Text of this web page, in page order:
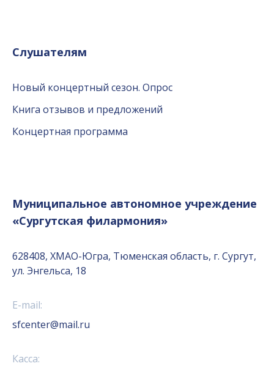
Слушателям
Новый концертный сезон. Опрос
Книга отзывов и предложений
Концертная программа
Муниципальное автономное учреждение
«Сургутская филармония»
628408, ХМАО-Югра, Тюменская область, г. Сургут,
ул. Энгельса, 18
E-mail:
sfcenter@mail.ru
Касса: